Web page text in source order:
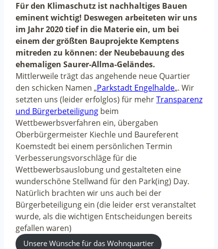
Für den Klimaschutz ist nachhaltiges Bauen
eminent wichtig! Deswegen arbeiteten wir uns
im Jahr 2020 tief in die Materie ein, um bei
einem der größten Bauprojekte Kemptens
mitreden zu können: der Neubebauung des
ehemaligen Saurer-Allma-Geländes.
Mittlerweile trägt das angehende neue Quartier
den schicken Namen „Parkstadt Engelhalde„. Wir
setzten uns (leider erfolglos) für mehrTransparenz
und Bürgerbeteiligung beim
Wettbewerbsverfahren ein, übergaben
Oberbürgermeister Kiechle und Baureferent
Koemstedt bei einem persönlichen Termin
Verbesserungsvorschläge für die
Wettbewerbsauslobung und gestalteten eine
wunderschöne Stellwand für den Park(ing) Day.
Natürlich brachten wir uns auch bei der
Bürgerbeteiligung ein (die leider erst veranstaltet
wurde, als die wichtigen Entscheidungen bereits
gefallen waren)
Unsere Wünsche für das Wohnquartier